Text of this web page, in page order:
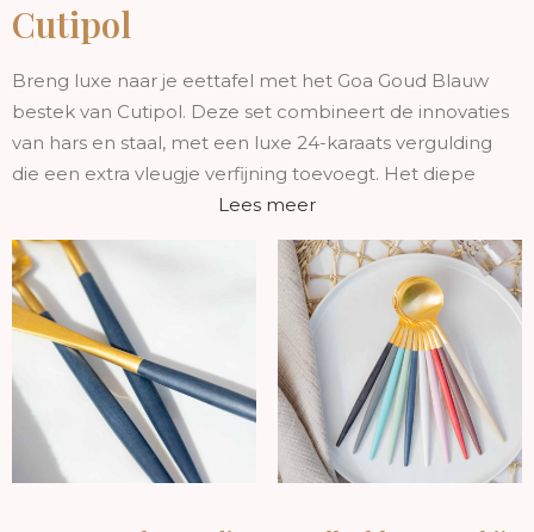
Cutipol
Breng luxe naar je eettafel met het Goa Goud Blauw
bestek van Cutipol. Deze set combineert de innovaties
van hars en staal, met een luxe 24-karaats vergulding
die een extra vleugje verfijning toevoegt. Het diepe
blauw van de handvatten in combinatie met het
gouden detail zorgt voor een unieke en elegante
uitstraling die je tafel direct transformeert.
Belangrijkste kenmerken:
Innovatief design: De Goa collectie is ontstaan uit
technologische vooruitgang, waarbij hars en staal
worden gecombineerd voor een bestekset die zich
onderscheidt van traditioneel roestvrij staal. De 24-
Lees meer